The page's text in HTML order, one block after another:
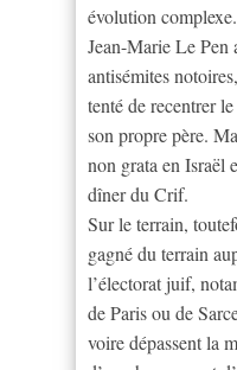
évolution
Jean-Marie Le
antisémites
tenté de recentrer
son propre père.
non grata en Israël
dîner du Crif.
Sur le terrain,
gagné du terrain
l’électorat juif,
de Paris ou de
voire dépassent la